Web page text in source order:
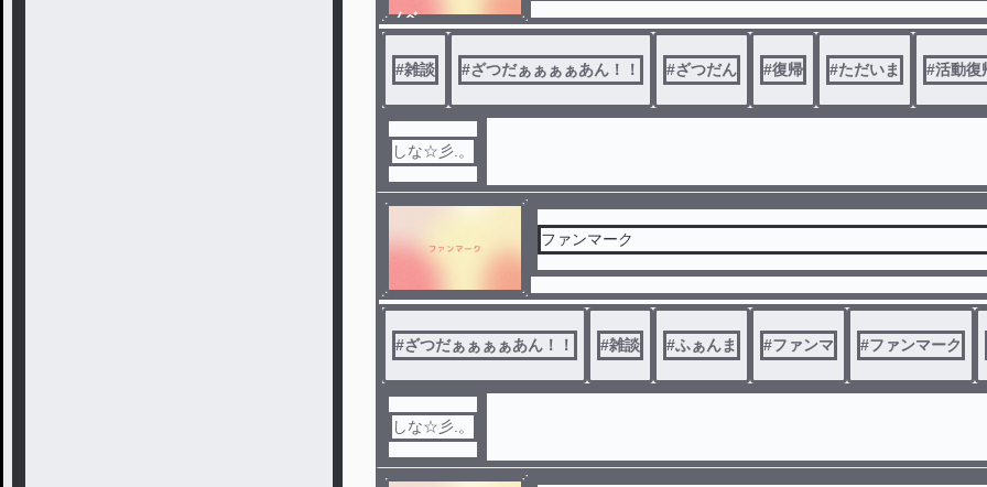
ノベ
ル
#雑談 #ざつだぁぁぁぁあん！！ #ざつだん #復帰 #ただいま #活動復
しな☆彡.。
ファンマーク
#ざつだぁぁぁぁあん！！ #雑談 #ふぁんま #ファンマ #ファンマーク
しな☆彡.。